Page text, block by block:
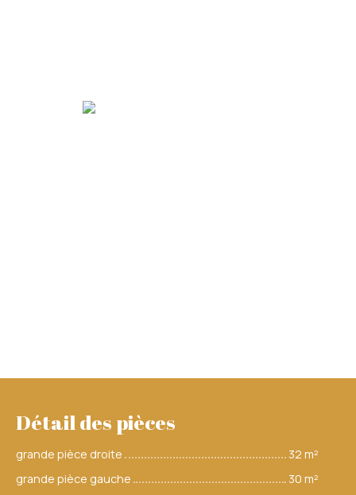
Détail des pièces
grande pièce droite
32 m²
grande pièce gauche
30 m²